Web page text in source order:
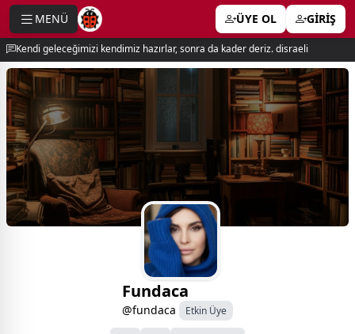
MENÜ ÜYE OL GİRİŞ
Kendi geleceğimizi kendimiz hazırlar, sonra da kader deriz. disraeli
Fundaca
@fundaca Etkin Üye
menu